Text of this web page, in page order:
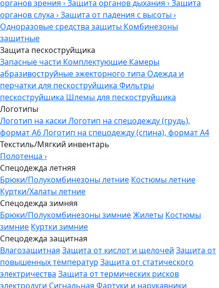
органов зрения ›Защита органов дыхания ›Защита
органов слуха ›Защита от падения с высоты ›
Одноразовые средства защиты Комбинезоны
защитные
Защита пескоструйщика
Запасные части Комплектующие Камеры
абразивоструйные эжекторного типа Одежда и
перчатки для пескоструйщика Фильтры
пескоструйщика Шлемы для пескоструйщика
Логотипы
Логотип на каски Логотип на спецодежду (грудь),
формат А6Логотип на спецодежду (спина), формат А4
Текстиль/Мягкий инвентарь
Полотенца ›
Спецодежда летняя
Брюки/Полукомбинезоны летние Костюмы летние
Куртки/Халаты летние
Спецодежда зимняя
Брюки/Полукомбинезоны зимниеЖилеты Костюмы
зимние Куртки зимние
Спецодежда защитная
Влагозащитная Защита от кислот и щелочей Защита от
повышенных температур Защита от статического
электричества Защита от термических рисков
электродуги Сигнальная Фартуки и нарукавники